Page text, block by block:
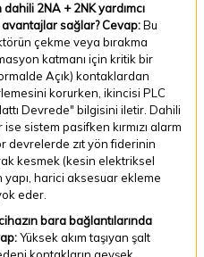
2NA + 2NK yardımcı
sağlar?Cevap:Bu
çekme veya bırakma
katmanı için kritik bir
Açık) kontaklardan
korurken, ikincisi PLC
Devrede" bilgisini iletir. Dahili
sistem pasifken kırmızı alarm
devrelerde zıt yön fiderinin
kesmek (kesin elektriksel
yapı, harici aksesuar ekleme
eder.
bara bağlantılarında
Yüksek akım taşıyan şalt
kontakların gevşek